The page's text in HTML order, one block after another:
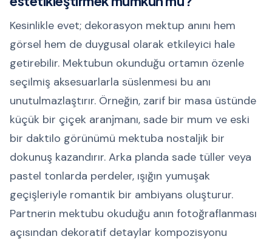
Kesinlikle evet; dekorasyon mektup anını hem
görsel hem de duygusal olarak etkileyici hale
getirebilir. Mektubun okunduğu ortamın özenle
seçilmiş aksesuarlarla süslenmesi bu anı
unutulmazlaştırır. Örneğin, zarif bir masa üstünde
küçük bir çiçek aranjmanı, sade bir mum ve eski
bir daktilo görünümü mektuba nostaljik bir
dokunuş kazandırır. Arka planda sade tüller veya
pastel tonlarda perdeler, ışığın yumuşak
geçişleriyle romantik bir ambiyans oluşturur.
Partnerin mektubu okuduğu anın fotoğraflanması
açısından dekoratif detaylar kompozisyonu